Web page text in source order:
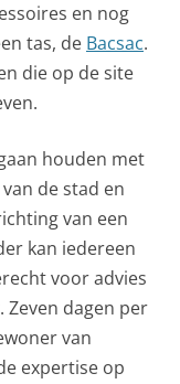
en nog
tas, de Bacsac.
die op de site
houden met
de stad en
van een
kan iedereen
voor advies
dagen per
van
expertise op